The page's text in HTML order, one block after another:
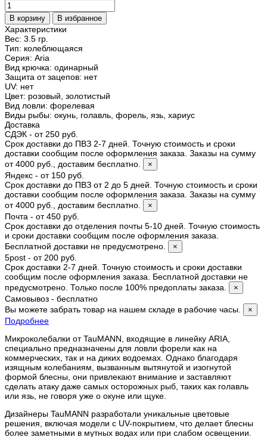
Характеристики
Вес: 3.5 гр.
Тип: колеблющаяся
Серия: Aria
Вид крючка: одинарный
Защита от зацепов: нет
UV: нет
Цвет: розовый, золотистый
Вид ловли: форелевая
Виды рыбы: окунь, голавль, форель, язь, хариус
Доставка
СДЭК - от 250 руб.
Срок доставки до ПВЗ 2-7 дней. Точную стоимость и сроки
доставки сообщим после оформления заказа. Заказы на сумму
от 4000 руб., доставим бесплатно.
×
Яндекс - от 150 руб.
Срок доставки до ПВЗ от 2 до 5 дней. Точную стоимость и сроки
доставки сообщим после оформления заказа. Заказы на сумму
от 4000 руб., доставим бесплатно.
×
Почта - от 450 руб.
Срок доставки до отделения почты 5-10 дней. Точную стоимость
и сроки доставки сообщим после оформления заказа.
Бесплатной доставки не предусмотрено.
×
5post - от 200 руб.
Срок доставки 2-7 дней. Точную стоимость и сроки доставки
сообщим после оформления заказа. Бесплатной доставки не
предусмотрено. Только после 100% предоплаты заказа.
×
Самовывоз - бесплатно
Вы можете забрать товар на нашем складе в рабочие часы.
×
Подробнее
Микроколебалки от TauMANN, входящие в линейку ARIA,
специально предназначены для ловли форели как на
коммерческих, так и на диких водоемах. Однако благодаря
изящным колебаниям, вызванным вытянутой и изогнутой
формой блесны, они привлекают внимание и заставляют
сделать атаку даже самых осторожных рыб, таких как голавль
или язь, не говоря уже о окуне или щуке.
Дизайнеры TauMANN разработали уникальные цветовые
решения, включая модели с UV-покрытием, что делает блесны
более заметными в мутных водах или при слабом освещении.